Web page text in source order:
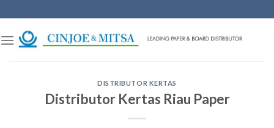
to
content
DISTRIBUTOR KERTAS
Distributor Kertas Riau Paper